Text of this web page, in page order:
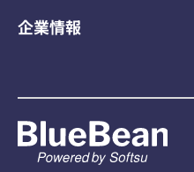
企業情報